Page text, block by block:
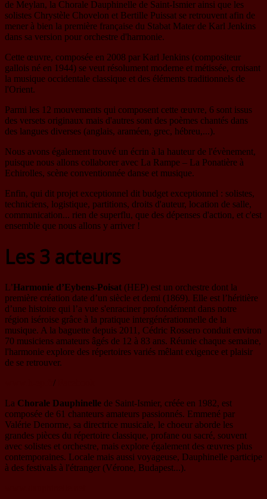
de Meylan, la Chorale Dauphinelle de Saint-Ismier ainsi que les
solistes Chrystèle Chovelon et Bertille Puissat se retrouvent afin de
mener à bien la première française du Stabat Mater de Karl Jenkins
dans sa version pour orchestre d'harmonie.
Cette œuvre, composée en 2008 par Karl Jenkins (compositeur
gallois né en 1944) se veut résolument moderne et métissée, croisant
la musique occidentale classique et des éléments traditionnels de
l'Orient.
Parmi les 12 mouvements qui composent cette œuvre, 6 sont issus
des versets originaux mais d'autres sont des poèmes chantés dans
des langues diverses (anglais, araméen, grec, hébreu,...).
Nous avons également trouvé un écrin à la hauteur de l'évènement,
puisque nous allons collaborer avec La Rampe – La Ponatière à
Echirolles, scène conventionnée danse et musique.
Enfin, qui dit projet exceptionnel dit budget exceptionnel : solistes,
techniciens, logistique, partitions, droits d'auteur, location de salle,
communication... rien de superflu, que des dépenses d'action, et c'est
ensemble que nous allons y arriver !
Les 3 acteurs
L’Harmonie d’Eybens-Poisat (HEP) est un orchestre dont la
première création date d’un siècle et demi (1869). Elle est l’héritière
d’une histoire qui l’a vue s'enraciner profondément dans notre
région iséroise grâce à la pratique intergénérationnelle de la
musique. A la baguette depuis 2011, Cédric Rossero conduit environ
70 musiciens amateurs âgés de 12 à 83 ans. Réunie chaque semaine,
l'harmonie explore des répertoires variés mêlant exigence et plaisir
de se retrouver.
/
La Chorale Dauphinelle de Saint-Ismier, créée en 1982, est
composée de 61 chanteurs amateurs passionnés. Emmené par
Valérie Denorme, sa directrice musicale, le choeur aborde les
grandes pièces du répertoire classique, profane ou sacré, souvent
avec solistes et orchestre, mais explore également des œuvres plus
contemporaines. Locale mais aussi voyageuse, Dauphinelle participe
à des festivals à l'étranger (Vérone, Budapest...).